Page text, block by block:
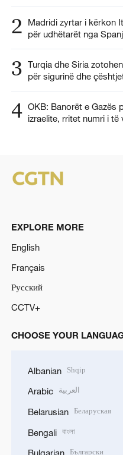
2
Madridi zyrtar i kërkon
për udhëtarët nga
3 Turqia dhe Siria
për sigurinë dhe
4 OKB: Banorët e Gazës
izraelite, rritet numri i
EXPLORE MORE
English
Français
Русский
CCTV+
CHOOSE YOUR
Albanian Shqip
Arabic العربية
Belarusian Беларуская
Bengali বাংলা
Bulgarian Български